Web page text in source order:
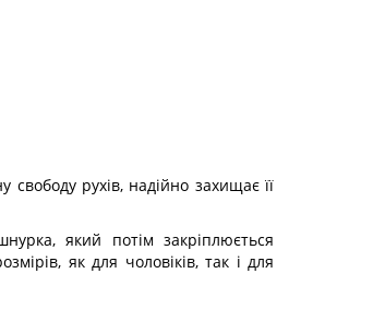
свободу рухів, надійно захищає її
який потім закріплюється
як для чоловіків, так і для